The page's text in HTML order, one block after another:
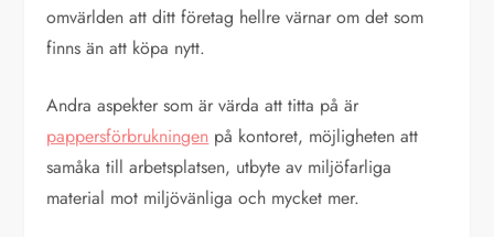
omvärlden att ditt företag hellre värnar om det som
finns än att köpa nytt.
Andra aspekter som är värda att titta på är
pappersförbrukningen på kontoret, möjligheten att
samåka till arbetsplatsen, utbyte av miljöfarliga
material mot miljövänliga och mycket mer.